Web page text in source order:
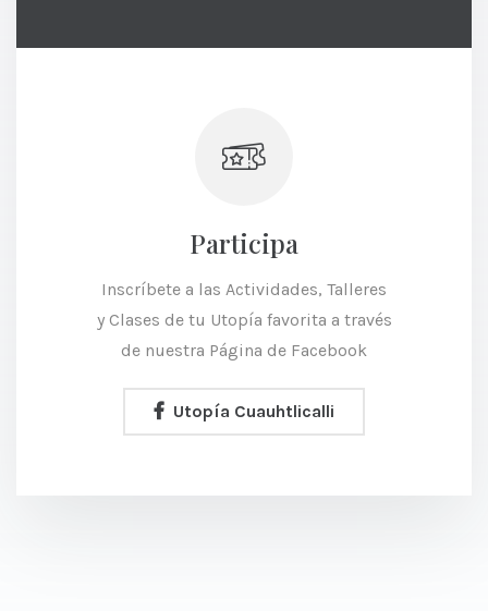
Participa
Inscríbete a las Actividades, Talleres
y Clases de tu Utopía favorita a través
de nuestra Página de Facebook
Utopía Cuauhtlicalli